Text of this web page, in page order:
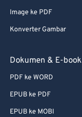
Image ke PDF
Konverter Gambar
Dokumen & E-book
PDF ke WORD
EPUB ke PDF
EPUB ke MOBI